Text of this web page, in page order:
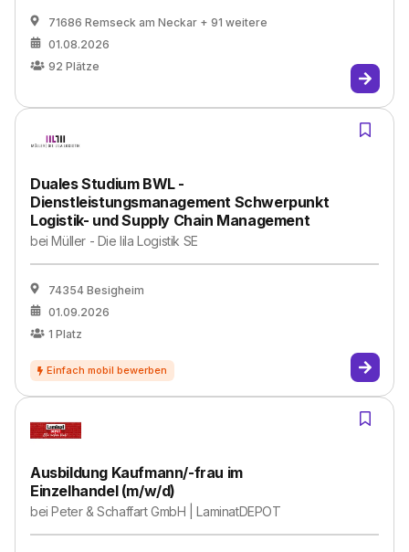
71686 Remseck am Neckar + 91 weitere
01.08.2026
92 Plätze
Duales Studium BWL -
Dienstleistungsmanagement Schwerpunkt
Logistik- und Supply Chain Management
beiMüller - Die lila Logistik SE
74354 Besigheim
01.09.2026
1 Platz
Ausbildung Kaufmann/-frau im
Einzelhandel (m/w/d)
beiPeter & Schaffart GmbH | LaminatDEPOT